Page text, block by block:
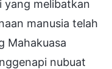
yang melibatkan
manusia telah
Mahakuasa
nubuat